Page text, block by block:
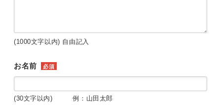
(1000文字以内) 自由記入
お名前 必須
(30文字以内) 例：山田太郎